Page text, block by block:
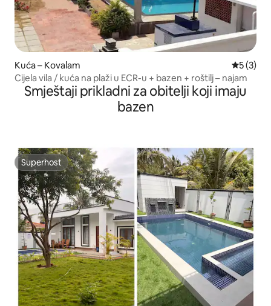
Kuća – Kovalam
5 (3)
Cijela vila / kuća na plaži u ECR-u + bazen + roštilj – najam
Smještaji prikladni za obitelji koji imaju
bazen
Superhost
Superhost